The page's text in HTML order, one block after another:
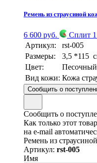
Ремень из страусиной
6 600 руб.
Сплит
Артикул:
rst-005
Размеры:
3,5 *115
Цвет:
Вид кожи: Кожа
Сообщить о
Сообщить о
Как только этот
на e-mail
Ремень из
Артикул: rst-005
Имя